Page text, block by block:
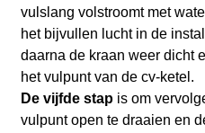
vulslang volstroomt met
het bijvullen lucht in de
daarna de kraan weer dicht
het vulpunt van de cv-ketel.
De vijfde stapis om
vulpunt open te draaien en